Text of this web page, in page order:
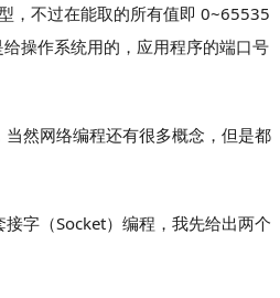
，不过在能取的所有值即 0~65535
操作系统用的，应用程序的端口号
然网络编程还有很多概念，但是都
字（Socket）编程，我先给出两个